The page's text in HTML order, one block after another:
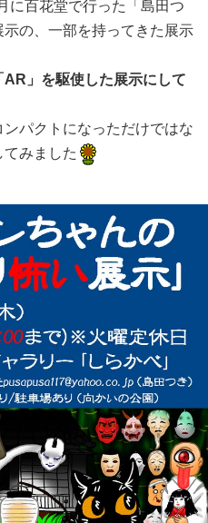
に百花堂で行った「島田つ
の、一部を持ってきた展示
AR」を駆使した展示にして
パクトになっただけではな
みました